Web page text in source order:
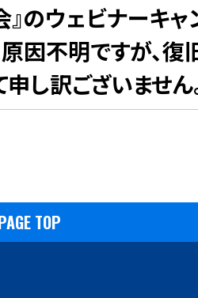
のウェビナーキ
因不明ですが、復
し訳ございません
TOP